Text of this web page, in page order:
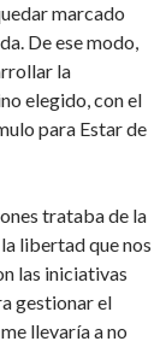
marcado
De ese modo,
la
elegido, con el
para Estar de
trataba de la
libertad que nos
las iniciativas
gestionar el
llevaría a no